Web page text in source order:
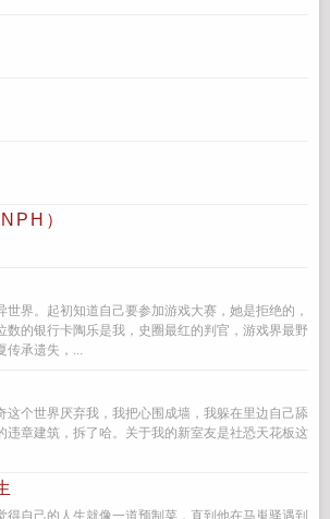
）
世界。起初知道自己要参加游戏大赛，她是拒绝的，
数的银行卡陶乐是我，史圈最红的判官，游戏界最野
传承遗失，...
这个世界厌弃我，我把心围成墙，我躲在里边自己舔
违章建筑，拆了哈。关于我的新室友是社恐天花板这
得自己的人生就像一道预制菜，直到他在马嵬驿遇到